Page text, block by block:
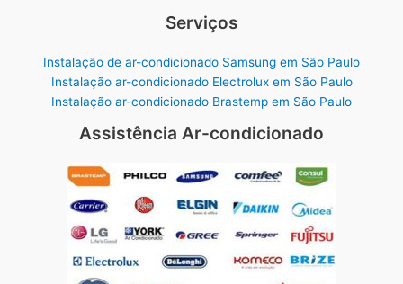
Serviços
Instalação de ar-condicionado Samsung em São Paulo
Instalação ar-condicionado Electrolux em São Paulo
Instalação ar-condicionado Brastemp em São Paulo
Assistência Ar-condicionado